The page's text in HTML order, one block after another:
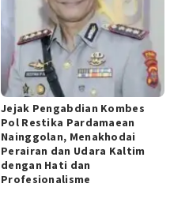
Jejak Pengabdian Kombes
Pol Restika Pardamaean
Nainggolan, Menakhodai
Perairan dan Udara Kaltim
dengan Hati dan
Profesionalisme